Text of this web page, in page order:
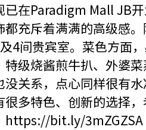
已在Paradigm Mall JB
充斥着满满的高级感
4间贵宾室。菜色方面
级烧酱煎牛扒、外婆
关系，点心同样很有
多特色、创新的选择
https://bit.ly/3mZGZSA